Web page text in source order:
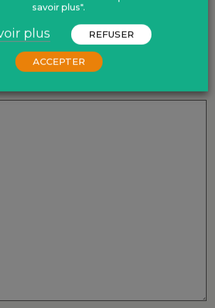
: merci de bien vouloir nous faire
information qui vous semble
alimentaire, situation de handicap,
savoir plus".
plus REFUSER
ACCEPTER